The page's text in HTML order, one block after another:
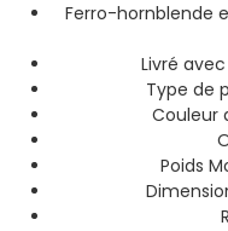
Ferro-hornblende
Livré
Type de
Couleur
Poids